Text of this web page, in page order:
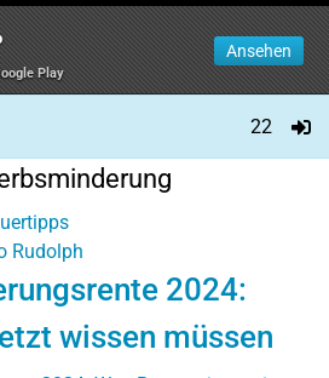
Play
Ansehen
22
Rudolph
2024:
wissen müssen